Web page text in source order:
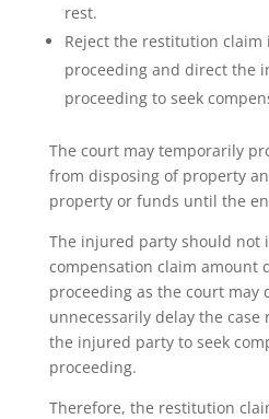
rest.
Reject the restitution
proceeding and direct the
proceeding to seek
The court may temporarily
from disposing of property
property or funds until the
The injured party should not
compensation claim amount
proceeding as the court may
unnecessarily delay the
the injured party to seek
proceeding.
Therefore, the restitution